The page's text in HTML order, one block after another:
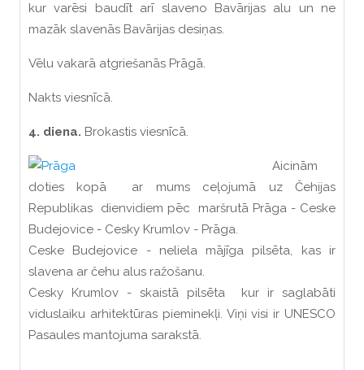
kur varēsi baudīt arī slaveno Bavārijas alu un ne
mazāk slavenās Bavārijas desiņas.
Vēlu vakarā atgriešanās Prāgā.
Nakts viesnīcā.
4. diena. Brokastis viesnīcā.
Aicinām
doties kopā ar mums ceļojumā uz Čehijas
Republikas dienvidiem pēc maršrutā Prāga - Ceske
Budejovice - Cesky Krumlov - Prāga.
Ceske Budejovice - neliela mājīga pilsēta, kas ir
slavena ar čehu alus ražošanu.
Cesky Krumlov - skaistā pilsēta kur ir saglabāti
viduslaiku arhitektūras pieminekļi. Viņi visi ir UNESCO
Pasaules mantojuma sarakstā.